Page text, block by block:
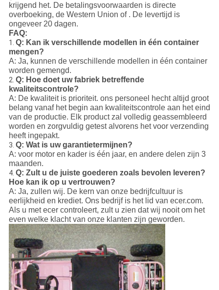
krijgend het. De betalingsvoorwaarden is directe
overboeking, de Western Union of . De levertijd is
ongeveer 20 dagen.
FAQ:
1. Q: Kan ik verschillende modellen in één container
mengen?
A: Ja, kunnen de verschillende modellen in één container
worden gemengd.
2. Q: Hoe doet uw fabriek betreffende
kwaliteitscontrole?
A: De kwaliteit is prioriteit. ons personeel hecht altijd groot
belang vanaf het begin aan kwaliteitscontrole aan het eind
van de productie. Elk product zal volledig geassembleerd
worden en zorgvuldig getest alvorens het voor verzending
heeft ingepakt.
3. Q: Wat is uw garantietermijnen?
A: voor motor en kader is één jaar, en andere delen zijn 3
maanden.
4. Q: Zult u de juiste goederen zoals bevolen leveren?
Hoe kan ik op u vertrouwen?
A: Ja, zullen wij. De kern van onze bedrijfcultuur is
eerlijkheid en krediet. Ons bedrijf is het lid van ecer.com.
Als u met ecer controleert, zult u zien dat wij nooit om het
even welke klacht van onze klanten zijn geworden.